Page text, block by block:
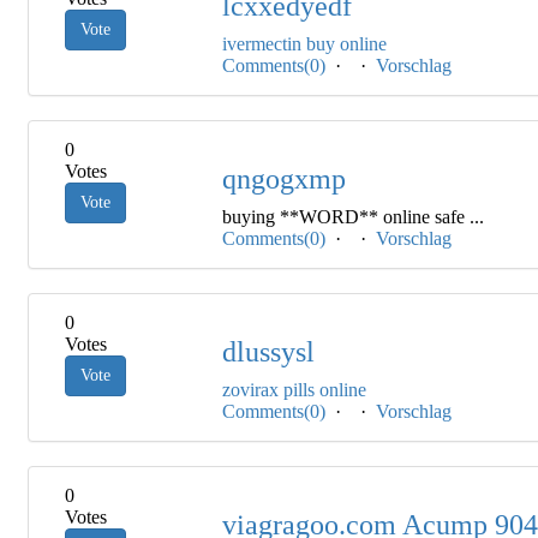
Vote
ivermectin buy online
Comments(0) · ·Vorschlag
0
Votes
Vote
qngogxmp
buying **WORD** online safe ...
Comments(0) · ·Vorschlag
0
Votes
Vote
dlussysl
zovirax pills online
Comments(0) · ·Vorschlag
0
Votes
viagragoo.com Acump